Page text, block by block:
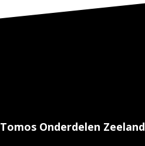
Tomos Onderdelen Zeeland